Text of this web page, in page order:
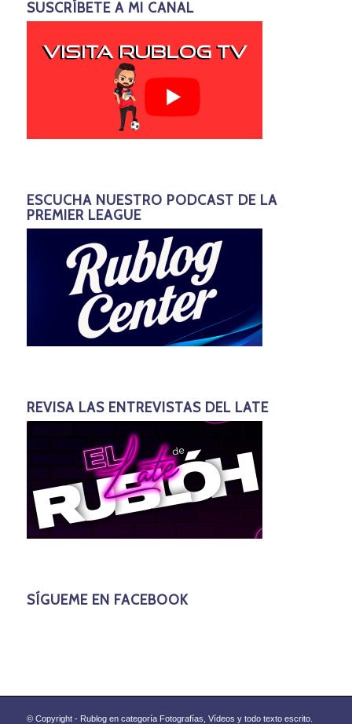
SUSCRÍBETE A MI CANAL
ESCUCHA NUESTRO PODCAST DE LA
PREMIER LEAGUE
REVISA LAS ENTREVISTAS DEL LATE
SÍGUEME EN FACEBOOK
© Copyright - Rublog en categoría Fotografías, Vídeos y todo texto escrito.